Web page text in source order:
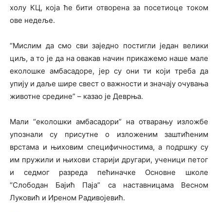
холу КЦ, која ће бити отворена за посетиоце током
ове недеље.
“Мислим да смо сви заједно постигли један велики
циљ, а то је да на овакав начин прикажемо наше мале
еколошке амбасадоре, јер су они ти који треба да
упију и даље шире свест о важности и значају очувања
животне средине” – казао је Деврња.
Мали “еколошки амбасадори” на отварању изложбе
упознали су присутне о изложеним заштићеним
врстама и њиховим специфичностима, а подршку су
им пружили и њихови старији другари, ученици петог
и седмог разреда пећиначке Основне школе
“Слободан Бајић Паја” са наставницама Весном
Луковић и Иреном Радивојевић.